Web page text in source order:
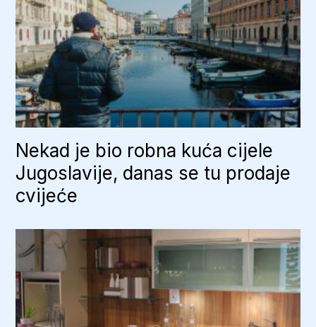
Nekad je bio robna kuća cijele
Jugoslavije, danas se tu prodaje
cvijeće